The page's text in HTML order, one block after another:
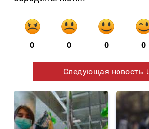
0 0 0 0
Следующая новость ↓